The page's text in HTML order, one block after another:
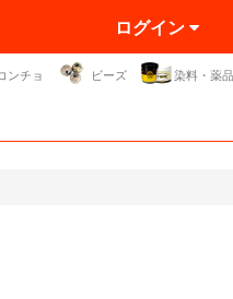
ログイン
ンチョ ビーズ 染料・薬品